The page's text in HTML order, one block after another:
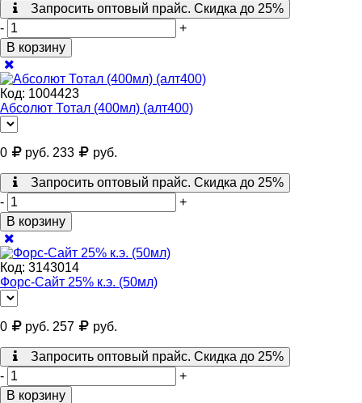
Запросить оптовый прайс. Скидка до 25%
-
+
В корзину
Код: 1004423
Абсолют Тотал (400мл) (алт400)
0 руб. 233 руб.
Запросить оптовый прайс. Скидка до 25%
-
+
В корзину
Код: 3143014
Форс-Сайт 25% к.э. (50мл)
0 руб. 257 руб.
Запросить оптовый прайс. Скидка до 25%
-
+
В корзину